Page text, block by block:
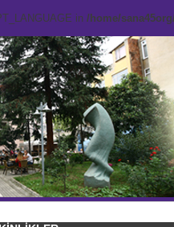
in /home/